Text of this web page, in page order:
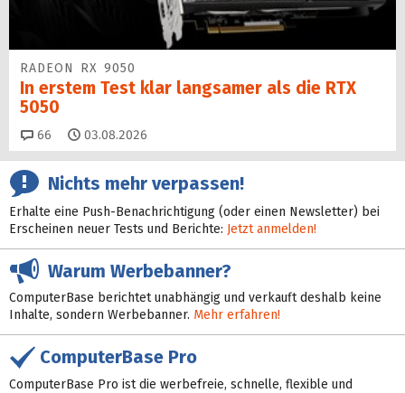
RADEON RX 9050
In erstem Test klar langsamer als die RTX
5050
66 Kommentare
03.08.2026
Nichts mehr verpassen!
Erhalte eine Push-Benachrichtigung (oder einen Newsletter) bei
Erscheinen neuer Tests und Berichte: Jetzt anmelden!
Warum Werbebanner?
ComputerBase berichtet unabhängig und verkauft deshalb keine
Inhalte, sondern Werbebanner. Mehr erfahren!
ComputerBase Pro
ComputerBase Pro ist die werbefreie, schnelle, flexible und